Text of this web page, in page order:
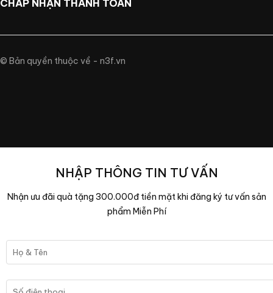
CHẤP NHẬN THANH TOÁN
© Bản quyền thuộc về - n3f.vn
NHẬP THÔNG TIN TƯ VẤN
Nhận ưu đãi quà tặng 300.000đ tiền mặt khi đăng ký tư vấn sản
phẩm Miễn Phí